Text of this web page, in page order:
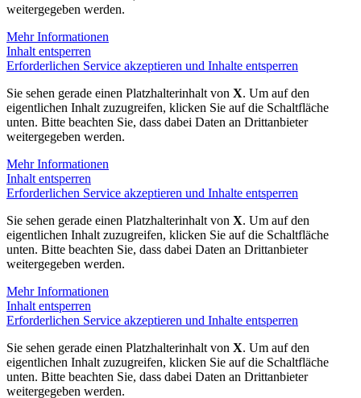
weitergegeben werden.
Mehr Informationen
Inhalt entsperren
Erforderlichen Service akzeptieren und Inhalte entsperren
Sie sehen gerade einen Platzhalterinhalt von X. Um auf den
eigentlichen Inhalt zuzugreifen, klicken Sie auf die Schaltfläche
unten. Bitte beachten Sie, dass dabei Daten an Drittanbieter
weitergegeben werden.
Mehr Informationen
Inhalt entsperren
Erforderlichen Service akzeptieren und Inhalte entsperren
Sie sehen gerade einen Platzhalterinhalt von X. Um auf den
eigentlichen Inhalt zuzugreifen, klicken Sie auf die Schaltfläche
unten. Bitte beachten Sie, dass dabei Daten an Drittanbieter
weitergegeben werden.
Mehr Informationen
Inhalt entsperren
Erforderlichen Service akzeptieren und Inhalte entsperren
Sie sehen gerade einen Platzhalterinhalt von X. Um auf den
eigentlichen Inhalt zuzugreifen, klicken Sie auf die Schaltfläche
unten. Bitte beachten Sie, dass dabei Daten an Drittanbieter
weitergegeben werden.